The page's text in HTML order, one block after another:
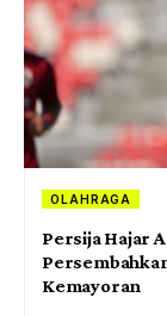
OLAHRAGA
Persija Hajar
Kemayoran